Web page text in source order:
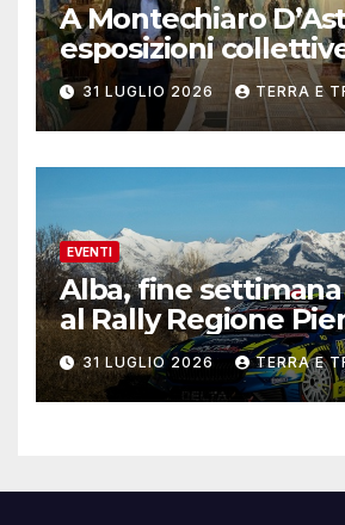
A Montechiaro
esposizioni
contemporanea
31 LUGLIO 2026 TERRA E
EVENTI
Alba, fine
al Rally Regione
31 LUGLIO 2026 TERRA E